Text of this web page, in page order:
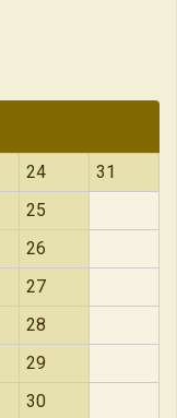
24
31
25
26
27
28
29
30